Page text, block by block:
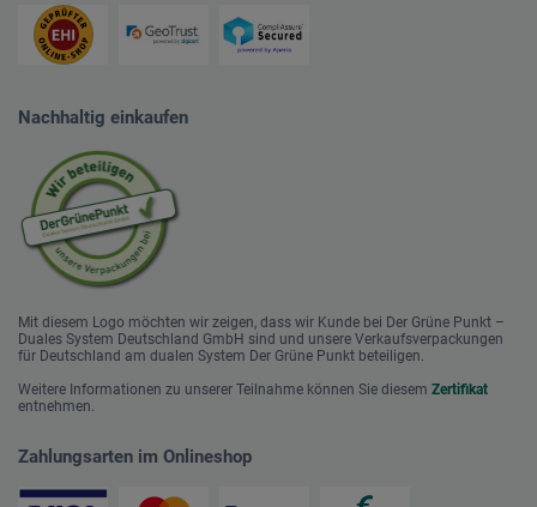
Nachhaltig einkaufen
Mit diesem Logo möchten wir zeigen, dass wir Kunde bei Der Grüne Punkt –
Duales System Deutschland GmbH sind und unsere Verkaufsverpackungen
für Deutschland am dualen System Der Grüne Punkt beteiligen.
Weitere Informationen zu unserer Teilnahme können Sie diesem Zertifikat
entnehmen.
Zahlungsarten im Onlineshop